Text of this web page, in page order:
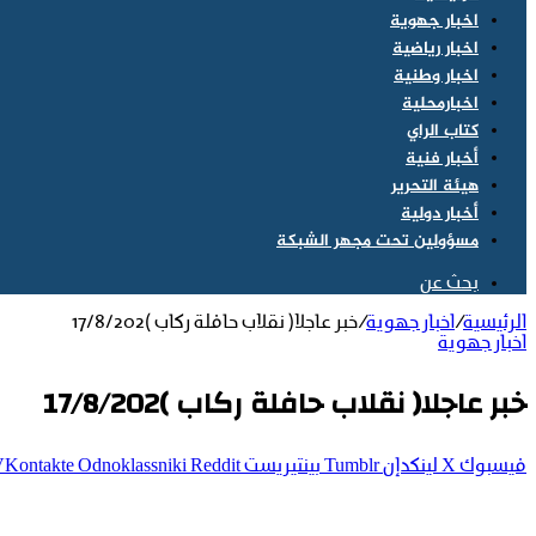
اخبار جهوية
اخبار رياضية
اخبار وطنية
اخبارمحلية
كتاب الراي
أخبار فنية
هيئة التحرير
أخبار دولية
مسؤولين تحت مجهر الشبكة
بحث عن
الرئيسية/ اخبار جهوية/خبر عاجلا( نقلاب حافلة ركاب )17/8/202
اخبار جهوية
خبر عاجلا( نقلاب حافلة ركاب )17/8/202
فيسبوك‫X لينكدإن بينتيريست Odnoklassniki